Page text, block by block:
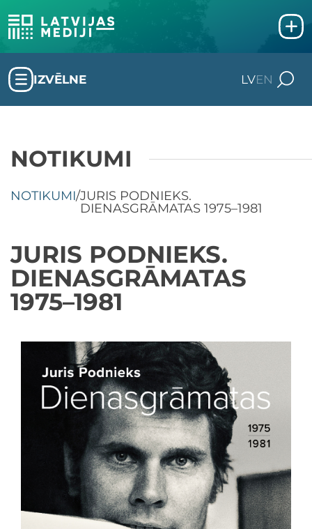
IZVĒLNE LVEN
NOTIKUMI
NOTIKUMI/JURIS PODNIEKS.
DIENASGRĀMATAS 1975–1981
JURIS PODNIEKS.
DIENASGRĀMATAS
1975–1981